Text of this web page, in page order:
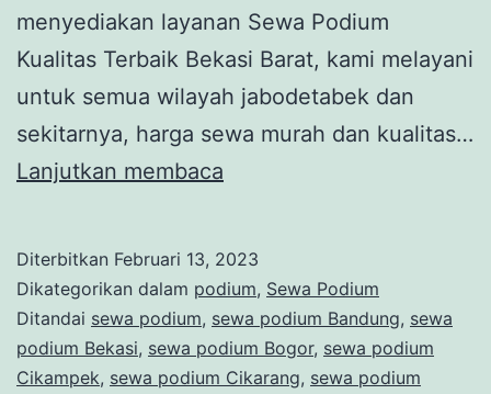
menyediakan layanan Sewa Podium
Kualitas Terbaik Bekasi Barat, kami melayani
untuk semua wilayah jabodetabek dan
sekitarnya, harga sewa murah dan kualitas…
Lanjutkan membaca
Terbaik
Bekasi
Barat
Diterbitkan Februari 13, 2023
Dikategorikan dalam podium, Sewa Podium
Ditandai sewa podium, sewa podium Bandung, sewa
podium Bekasi, sewa podium Bogor, sewa podium
Cikampek, sewa podium Cikarang, sewa podium